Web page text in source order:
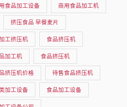
食品加工设备 商用食品加工机
挤压食品 早餐麦片
工挤压机 食品挤压机
加工机 食品挤压机
挤压机价格 待售食品挤压机
加工设备 食品加工设备